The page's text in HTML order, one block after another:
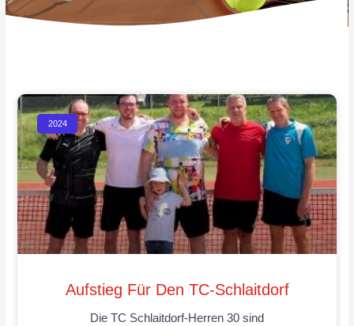
2024
Aufstieg Für Den TC-Schlaitdorf
Die TC Schlaitdorf-Herren 30 sind